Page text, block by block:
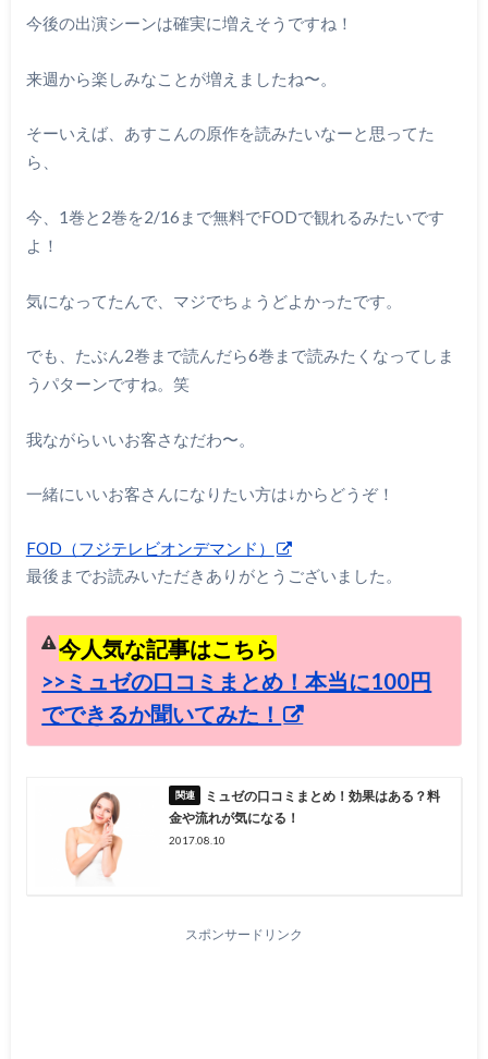
今後の出演シーンは確実に増えそうですね！
来週から楽しみなことが増えましたね〜。
そーいえば、あすこんの原作を読みたいなーと思ってた
ら、
今、1巻と2巻を2/16まで無料でFODで観れるみたいです
よ！
気になってたんで、マジでちょうどよかったです。
でも、たぶん2巻まで読んだら6巻まで読みたくなってしま
うパターンですね。笑
我ながらいいお客さなだわ〜。
一緒にいいお客さんになりたい方は↓からどうぞ！
FOD（フジテレビオンデマンド）
最後までお読みいただきありがとうございました。
今人気な記事はこちら
>>ミュゼの口コミまとめ！本当に100円
でできるか聞いてみた！
ミュゼの口コミまとめ！効果はある？料
金や流れが気になる！
2017.08.10
スポンサードリンク